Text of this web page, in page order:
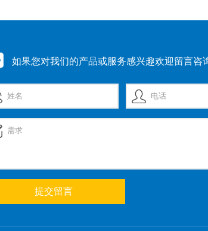
如果您对我们的产品或服务感兴趣欢迎留言咨
提交留言